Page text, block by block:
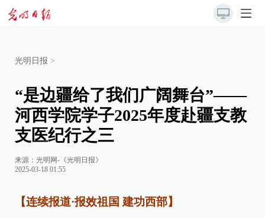
光明日报 >
“是边疆给了我们广阔舞台”——
河西学院学子2025年度赴疆支教
支医纪行之三
来源： 光明网-《光明日报》
2025-03-18 01:55
【连续报道·报效祖国 建功西部】